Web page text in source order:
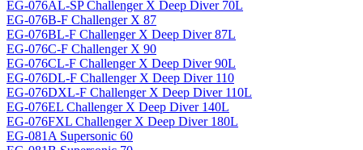
EG-076AL-SP Challenger X Deep Diver 70L
EG-076B-F Challenger X 87
EG-076BL-F Challenger X Deep Diver 87L
EG-076C-F Challenger X 90
EG-076CL-F Challenger X Deep Diver 90L
EG-076DL-F Challenger X Deep Diver 110
EG-076DXL-F Challenger X Deep Diver 110L
EG-076EL Challenger X Deep Diver 140L
EG-076FXL Challenger X Deep Diver 180L
EG-081A Supersonic 60